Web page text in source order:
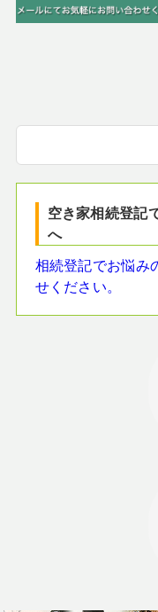
空き家相続登記
へ
相続登記でお悩み
せください。